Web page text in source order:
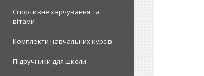
Спортивне харчування та
вітами
Комплекти навчальних курсів
Підручники для школи